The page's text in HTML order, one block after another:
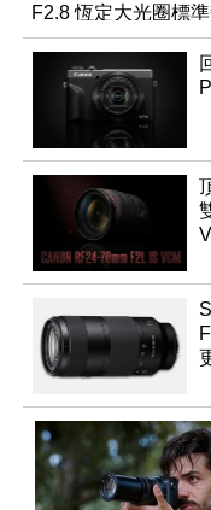
F2.8 恆定大光圈標
鏡